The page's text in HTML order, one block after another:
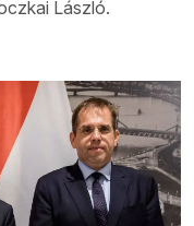
László.